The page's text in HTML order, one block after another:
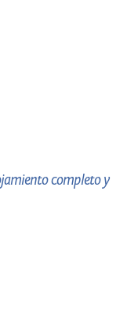
completo y